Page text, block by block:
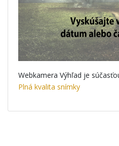
Webkamera Výhľad je
Plná kvalita snímky